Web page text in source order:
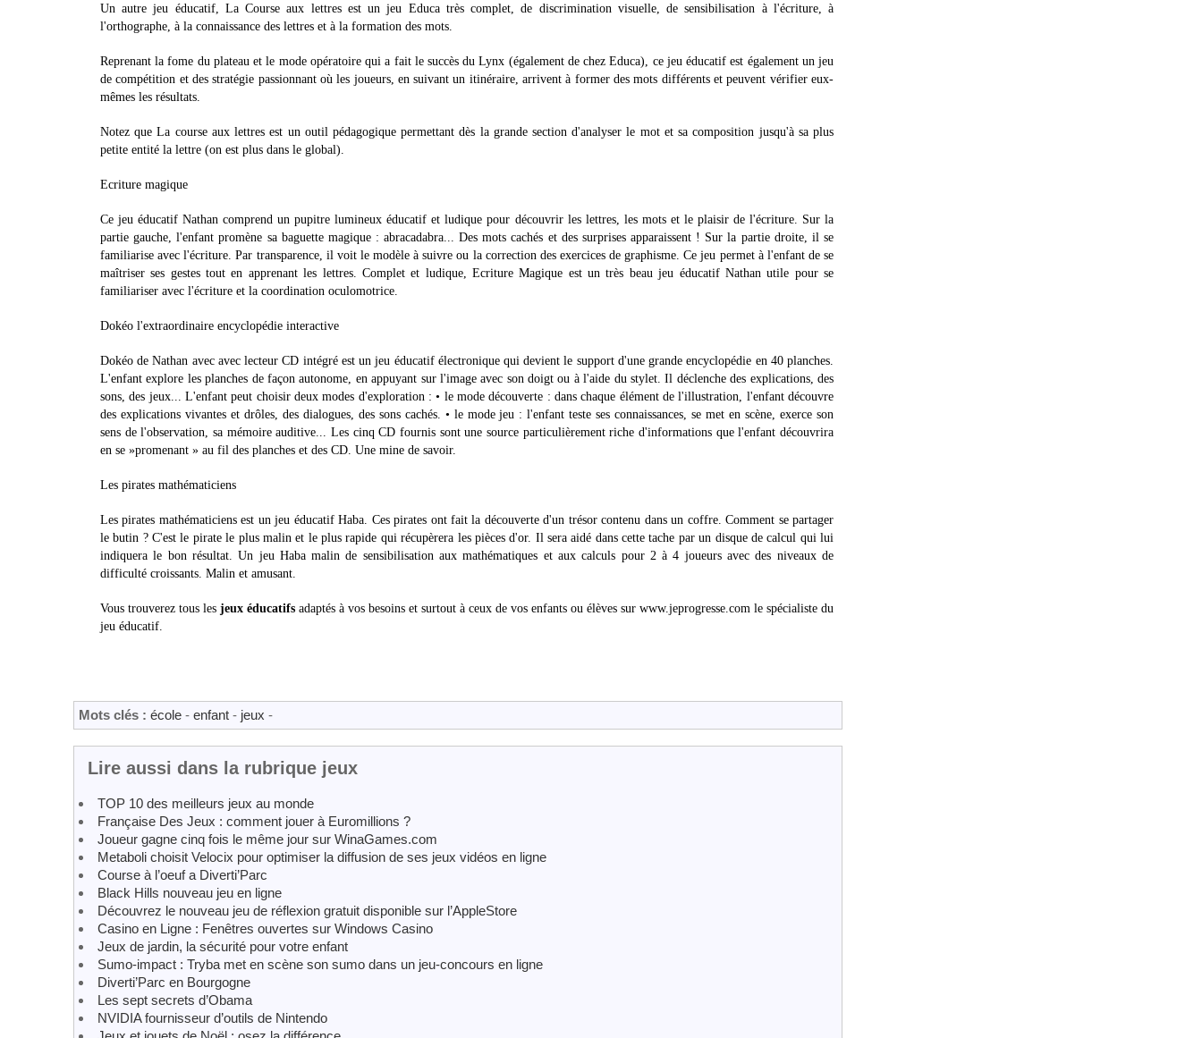
Un autre jeu éducatif, La Course aux lettres est un jeu Educa très complet, de discrimination visuelle, de sensibilisation à l'écriture, à
l'orthographe, à la connaissance des lettres et à la formation des mots.
Reprenant la fome du plateau et le mode opératoire qui a fait le succès du Lynx (également de chez Educa), ce jeu éducatif est également un jeu
de compétition et des stratégie passionnant où les joueurs, en suivant un itinéraire, arrivent à former des mots différents et peuvent vérifier eux-
mêmes les résultats.
Notez que La course aux lettres est un outil pédagogique permettant dès la grande section d'analyser le mot et sa composition jusqu'à sa plus
petite entité la lettre (on est plus dans le global).
Ecriture magique
Ce jeu éducatif Nathan comprend un pupitre lumineux éducatif et ludique pour découvrir les lettres, les mots et le plaisir de l'écriture. Sur la
partie gauche, l'enfant promène sa baguette magique : abracadabra... Des mots cachés et des surprises apparaissent ! Sur la partie droite, il se
familiarise avec l'écriture. Par transparence, il voit le modèle à suivre ou la correction des exercices de graphisme. Ce jeu permet à l'enfant de se
maîtriser ses gestes tout en apprenant les lettres. Complet et ludique, Ecriture Magique est un très beau jeu éducatif Nathan utile pour se
familiariser avec l'écriture et la coordination oculomotrice.
Dokéo l'extraordinaire encyclopédie interactive
Dokéo de Nathan avec avec lecteur CD intégré est un jeu éducatif électronique qui devient le support d'une grande encyclopédie en 40 planches.
L'enfant explore les planches de façon autonome, en appuyant sur l'image avec son doigt ou à l'aide du stylet. Il déclenche des explications, des
sons, des jeux... L'enfant peut choisir deux modes d'exploration : • le mode découverte : dans chaque élément de l'illustration, l'enfant découvre
des explications vivantes et drôles, des dialogues, des sons cachés. • le mode jeu : l'enfant teste ses connaissances, se met en scène, exerce son
sens de l'observation, sa mémoire auditive... Les cinq CD fournis sont une source particulièrement riche d'informations que l'enfant découvrira
en se »promenant » au fil des planches et des CD. Une mine de savoir.
Les pirates mathématiciens
Les pirates mathématiciens est un jeu éducatif Haba. Ces pirates ont fait la découverte d'un trésor contenu dans un coffre. Comment se partager
le butin ? C'est le pirate le plus malin et le plus rapide qui récupèrera les pièces d'or. Il sera aidé dans cette tache par un disque de calcul qui lui
indiquera le bon résultat. Un jeu Haba malin de sensibilisation aux mathématiques et aux calculs pour 2 à 4 joueurs avec des niveaux de
difficulté croissants. Malin et amusant.
Vous trouverez tous les jeux éducatifs adaptés à vos besoins et surtout à ceux de vos enfants ou élèves sur www.jeprogresse.com le spécialiste du
jeu éducatif.
Mots clés : école - enfant - jeux -
Lire aussi dans la rubrique jeux
TOP 10 des meilleurs jeux au monde
Française Des Jeux : comment jouer à Euromillions ?
Joueur gagne cinq fois le même jour sur WinaGames.com
Metaboli choisit Velocix pour optimiser la diffusion de ses jeux vidéos en ligne
Course à l’oeuf a Diverti’Parc
Black Hills nouveau jeu en ligne
Découvrez le nouveau jeu de réflexion gratuit disponible sur l’AppleStore
Casino en Ligne : Fenêtres ouvertes sur Windows Casino
Jeux de jardin, la sécurité pour votre enfant
Sumo-impact : Tryba met en scène son sumo dans un jeu-concours en ligne
Diverti’Parc en Bourgogne
Les sept secrets d’Obama
NVIDIA fournisseur d’outils de Nintendo